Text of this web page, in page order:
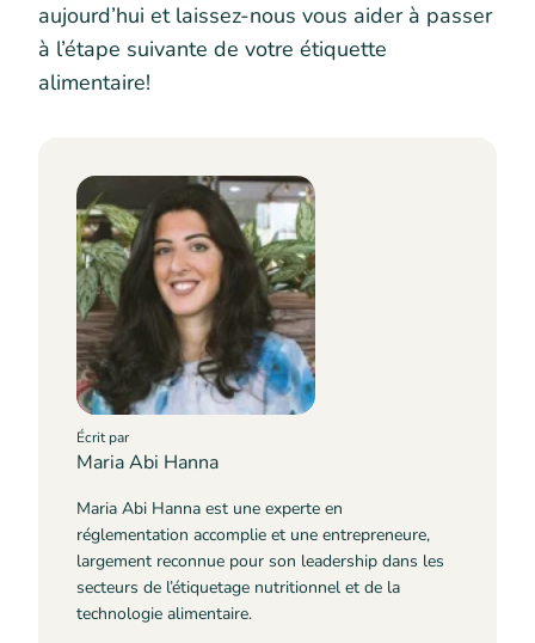
aujourd’hui et laissez-nous vous aider à passer
à l’étape suivante de votre étiquette
alimentaire!
Écrit par
Maria Abi Hanna
Maria Abi Hanna est une experte en
réglementation accomplie et une entrepreneure,
largement reconnue pour son leadership dans les
secteurs de l’étiquetage nutritionnel et de la
technologie alimentaire.